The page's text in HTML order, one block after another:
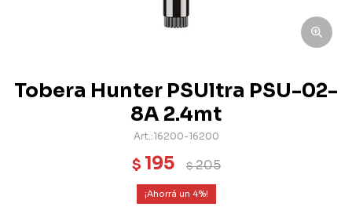
Tobera Hunter PSUltra PSU-02-
8A 2.4mt
16200-16200
$ 195 $205
4